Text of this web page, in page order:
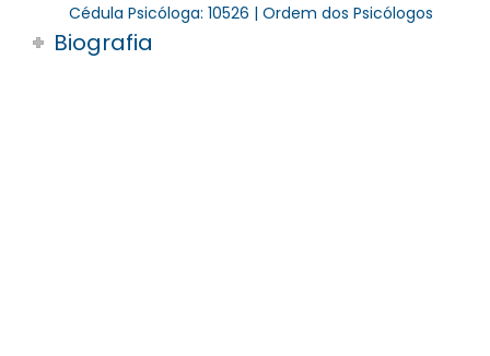
Cédula Psicóloga: 10526 | Ordem dos Psicólogos
Biografia